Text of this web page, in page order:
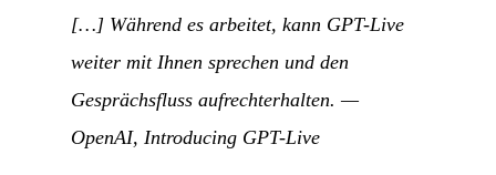
[…] Während es arbeitet, kann GPT-Live
weiter mit Ihnen sprechen und den
Gesprächsfluss aufrechterhalten. —
OpenAI, Introducing GPT-Live